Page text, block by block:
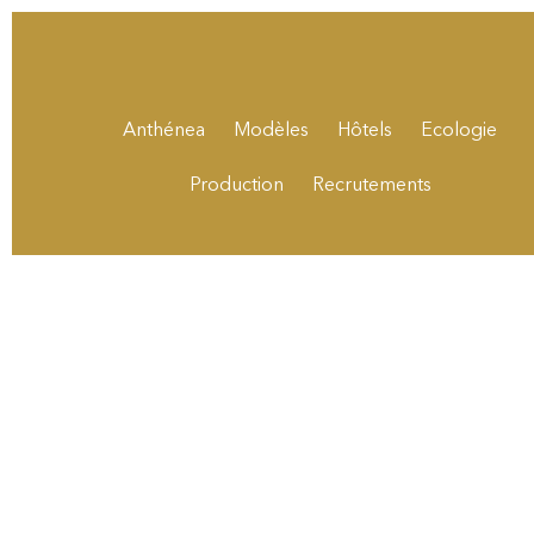
Anthénea Modèles Hôtels Ecologie
Production Recrutements